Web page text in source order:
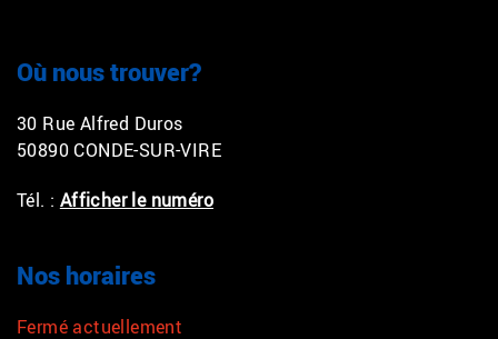
Où nous trouver?
30 Rue Alfred Duros
50890 CONDE-SUR-VIRE
Tél. : Afficher le numéro
Nos horaires
Fermé actuellement